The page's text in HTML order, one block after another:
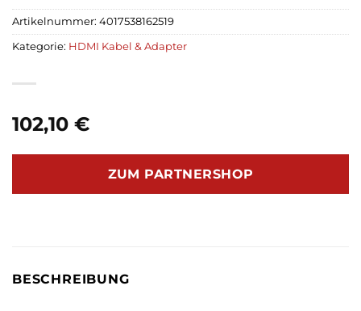
102,10 €
ZUM PARTNERSHOP
Artikelnummer: 4017538162519
Kategorie: HDMI Kabel & Adapter
BESCHREIBUNG